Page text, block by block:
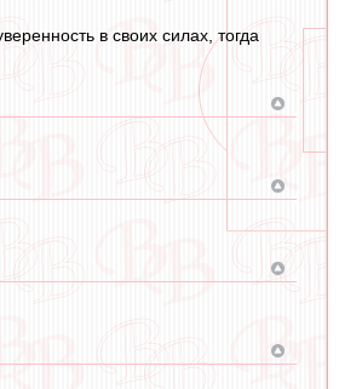
в своих силах, тогда